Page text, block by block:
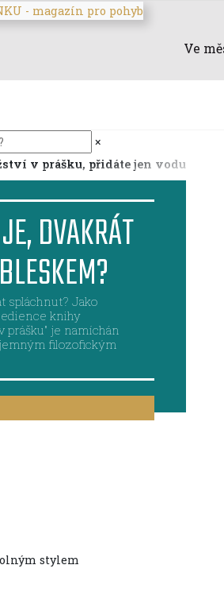
Ve
×
DVAKRÁT
spláchnut? Jako
knihy
prášku" je namíchán
filozofickým
stylem